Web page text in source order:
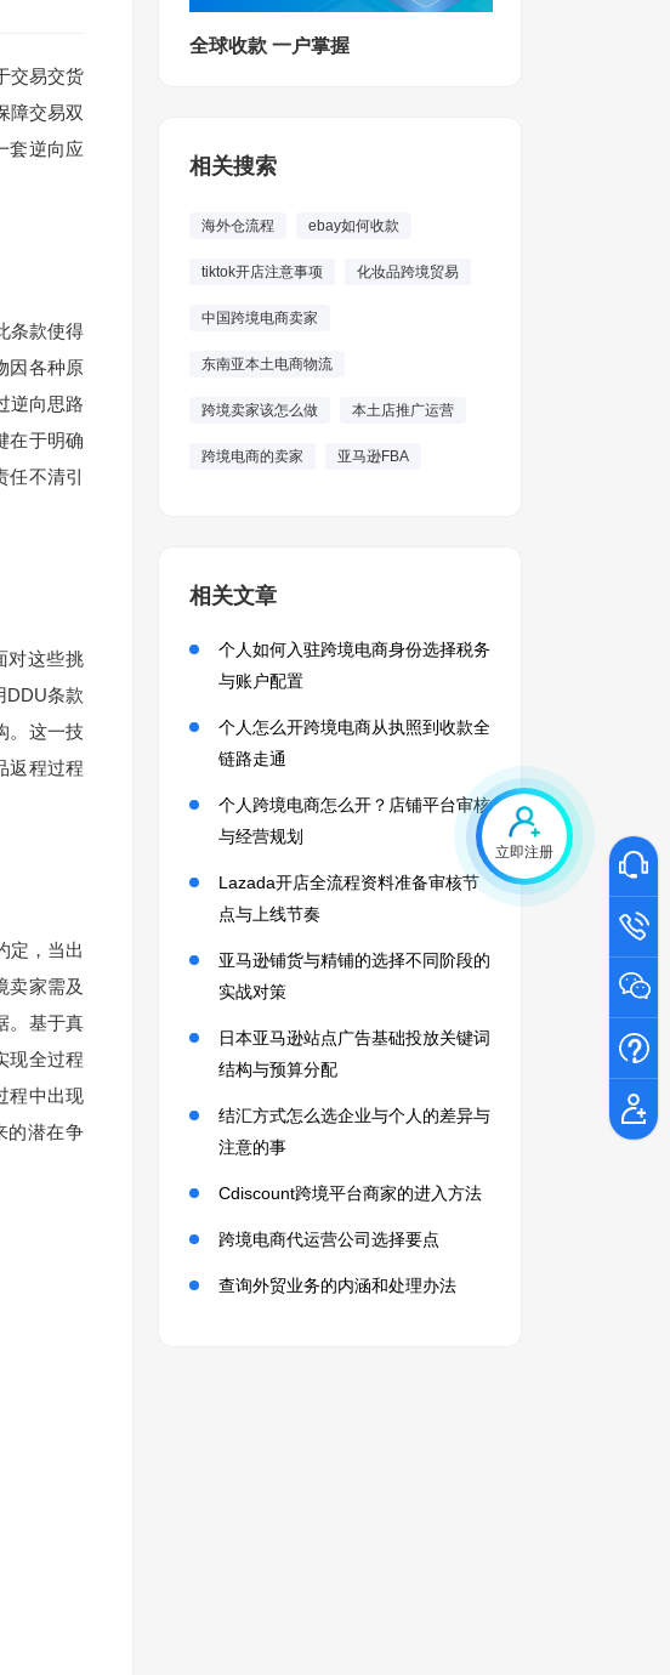
立即注册
交易交货
障交易双
套逆向应
条款使得
因各种原
逆向思路
在于明确
任不清引
对这些挑
DDU条款
。这一技
返程过程
定，当出
卖家需及
。基于真
现全过程
程中出现
的潜在争
全球收款 一户掌握
相关搜索
海外仓流程 ebay如何收款
tiktok开店注意事项 化妆品跨境贸易
中国跨境电商卖家
东南亚本土电商物流
跨境卖家该怎么做 本土店推广运营
跨境电商的卖家 亚马逊FBA
相关文章
个人如何入驻跨境电商身份选择税务
与账户配置
个人怎么开跨境电商从执照到收款全
链路走通
个人跨境电商怎么开？店铺平台审核
与经营规划
Lazada开店全流程资料准备审核节
点与上线节奏
亚马逊铺货与精铺的选择不同阶段的
实战对策
日本亚马逊站点广告基础投放关键词
结构与预算分配
结汇方式怎么选企业与个人的差异与
注意的事
Cdiscount跨境平台商家的进入方法
跨境电商代运营公司选择要点
查询外贸业务的内涵和处理办法